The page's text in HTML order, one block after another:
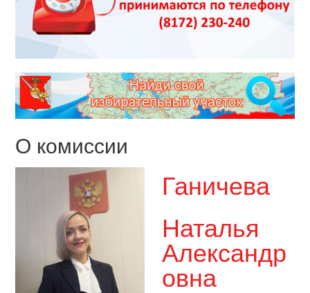
О комиссии
Ганичева
Наталья
Александр
овна